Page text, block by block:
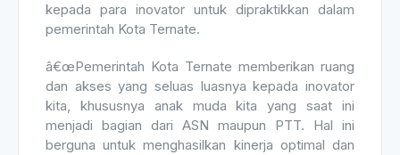
kepada para inovator untuk dipraktikkan dalam
pemerintah Kota Ternate.
â€œPemerintah Kota Ternate memberikan ruang
dan akses yang seluas luasnya kepada inovator
kita, khususnya anak muda kita yang saat ini
menjadi bagian dari ASN maupun PTT. Hal ini
berguna untuk menghasilkan kinerja optimal dan